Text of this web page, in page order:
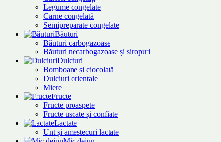
Legume congelate
Carne congelată
Semipreparate congelate
Băuturi
Băuturi carbogazoase
Băuturi necarbogazoase și siropuri
Dulciuri
Bomboane și ciocolată
Dulciuri orientale
Miere
Fructe
Fructe proaspete
Fructe uscate și confiate
Lactate
Unt și amestecuri lactate